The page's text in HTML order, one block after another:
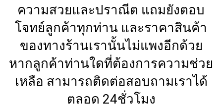
ความสวยและปราณีต แถมยังตอบ
โจทย์ลูกค้าทุกท่าน และราคาสินค้า
ของทางร้านเรานั้นไม่แพงอีกด้วย
หากลูกค้าท่านใดที่ต้องการความช่วย
เหลือ สามารถติดต่อสอบถามเราได้
ตลอด 24ชั่วโมง